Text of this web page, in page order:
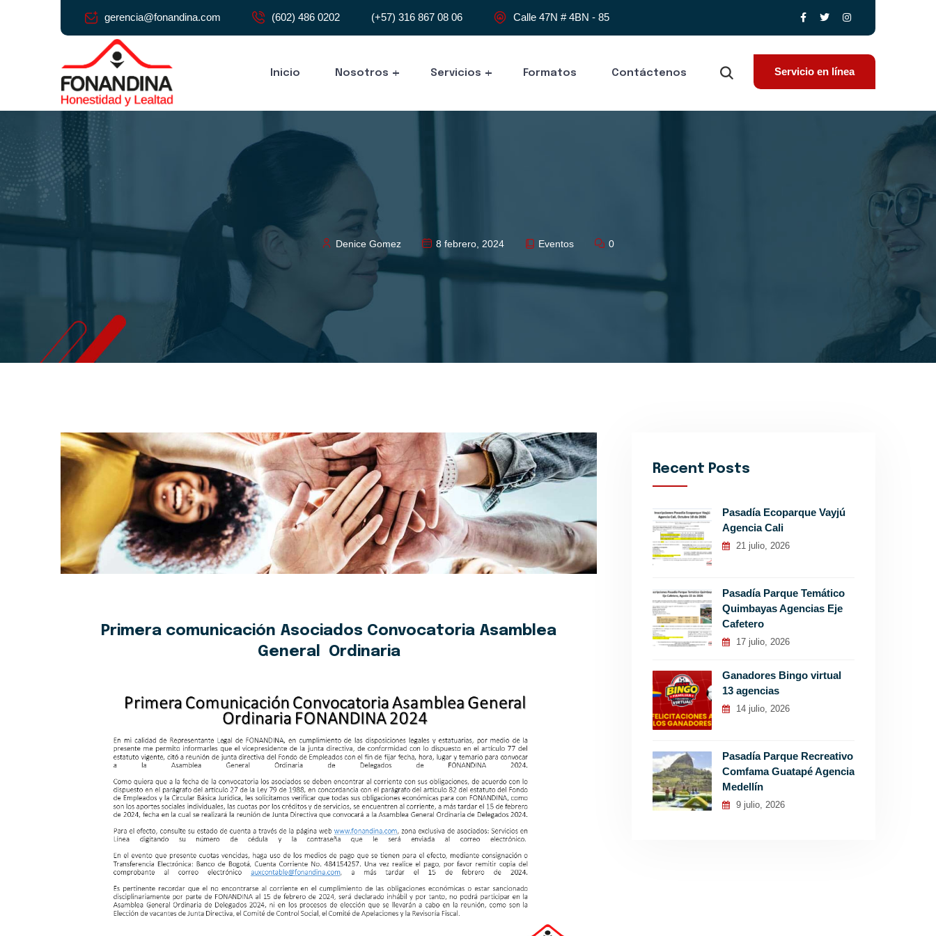
gerencia@fonandina.com (602) 486 0202 (+57) 316 867 08 06 Calle 47N # 4BN - 85
Inicio Nosotros Servicios Formatos Contáctenos Servicio en línea
Denice Gomez 8 febrero, 2024 Eventos 0
Primera comunicación Asociados Convocatoria Asamblea
General Ordinaria
Recent Posts
Pasadía Ecoparque Vayjú
Agencia Cali
21 julio, 2026
Pasadía Parque Temático
Quimbayas Agencias Eje
Cafetero
17 julio, 2026
Ganadores Bingo virtual
13 agencias
14 julio, 2026
Pasadía Parque Recreativo
Comfama Guatapé Agencia
Medellín
9 julio, 2026